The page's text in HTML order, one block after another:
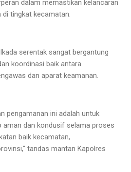
dalam memastikan kelancaran
tingkat kecamatan.
serentak sangat bergantung
koordinasi baik antara
dan aparat keamanan.
pengamanan ini adalah untuk
dan kondusif selama proses
baik kecamatan,
tandas mantan Kapolres